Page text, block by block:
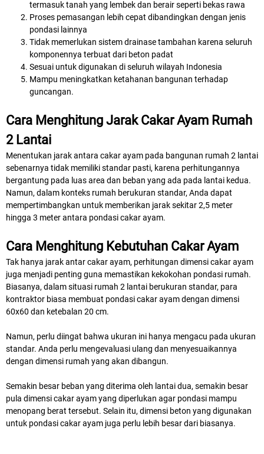
termasuk tanah yang lembek dan berair seperti bekas rawa
Proses pemasangan lebih cepat dibandingkan dengan jenis
pondasi lainnya
Tidak memerlukan sistem drainase tambahan karena seluruh
komponennya terbuat dari beton padat
Sesuai untuk digunakan di seluruh wilayah Indonesia
Mampu meningkatkan ketahanan bangunan terhadap
guncangan.
Cara Menghitung Jarak Cakar Ayam Rumah
2 Lantai
Menentukan jarak antara cakar ayam pada bangunan rumah 2 lantai
sebenarnya tidak memiliki standar pasti, karena perhitungannya
bergantung pada luas area dan beban yang ada pada lantai kedua.
Namun, dalam konteks rumah berukuran standar, Anda dapat
mempertimbangkan untuk memberikan jarak sekitar 2,5 meter
hingga 3 meter antara pondasi cakar ayam.
Cara Menghitung Kebutuhan Cakar Ayam
Tak hanya jarak antar cakar ayam, perhitungan dimensi cakar ayam
juga menjadi penting guna memastikan kekokohan pondasi rumah.
Biasanya, dalam situasi rumah 2 lantai berukuran standar, para
kontraktor biasa membuat pondasi cakar ayam dengan dimensi
60x60 dan ketebalan 20 cm.
Namun, perlu diingat bahwa ukuran ini hanya mengacu pada ukuran
standar. Anda perlu mengevaluasi ulang dan menyesuaikannya
dengan dimensi rumah yang akan dibangun.
Semakin besar beban yang diterima oleh lantai dua, semakin besar
pula dimensi cakar ayam yang diperlukan agar pondasi mampu
menopang berat tersebut. Selain itu, dimensi beton yang digunakan
untuk pondasi cakar ayam juga perlu lebih besar dari biasanya.